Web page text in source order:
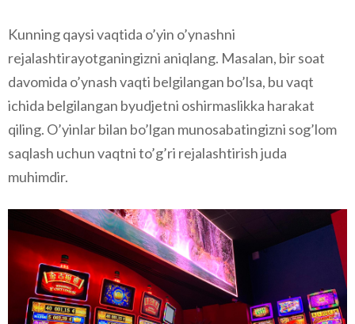
Kunning qaysi vaqtida o’yin o’ynashni
rejalashtirayotganingizni aniqlang. Masalan, bir soat
davomida o’ynash vaqti belgilangan bo’lsa, bu vaqt
ichida belgilangan byudjetni oshirmaslikka harakat
qiling. O’yinlar bilan bo’lgan munosabatingizni sog’lom
saqlash uchun vaqtni to’g’ri rejalashtirish juda
muhimdir.